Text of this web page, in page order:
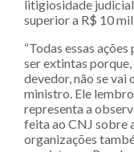
litigiosidade
superior a R$ 10
“Todas essas
ser extintas
devedor, não se vai
ministro. Ele
representa a
feita ao CNJ sobre
organizações